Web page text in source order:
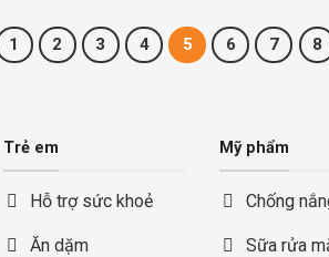
1 2 3 4 5 6 7 8
Trẻ em
Hỗ trợ sức khoẻ
Ăn dặm
Mỹ phẩm
Chống
Sữa rửa